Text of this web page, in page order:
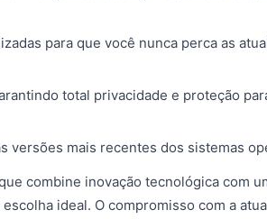
para que você nunca perca as
total privacidade e proteção
versões mais recentes dos sistemas
combine inovação tecnológica com
ideal. O compromisso com a